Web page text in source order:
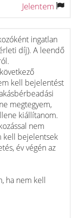
Jelentem
ingatlan
díj). A leendő
kell bejelentést
megtegyem,
kiállítanom.
nem
kell bejelentsek
év végén az
ha nem kell